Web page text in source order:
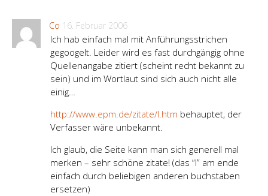
Co 16. Februar 2006
Ich hab einfach mal mit Anführungsstrichen
gegoogelt. Leider wird es fast durchgängig ohne
Quellenangabe zitiert (scheint recht bekannt zu
sein) und im Wortlaut sind sich auch nicht alle
einig…
http://www.epm.de/zitate/l.htm behauptet, der
Verfasser wäre unbekannt.
Ich glaub, die Seite kann man sich generell mal
merken – sehr schöne zitate! (das “l” am ende
einfach durch beliebigen anderen buchstaben
ersetzen)